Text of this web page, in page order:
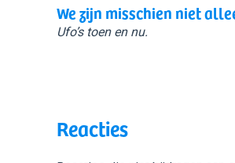
We zijn misschien niet
Ufo’s toen en nu.
Reacties